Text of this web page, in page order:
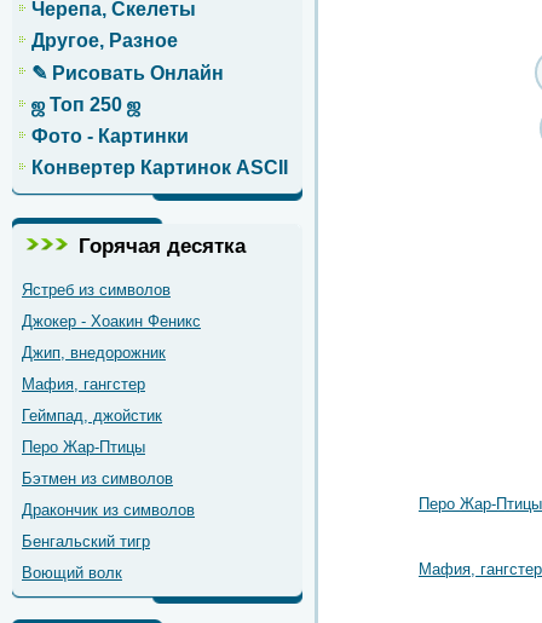
Черепа, Скелеты
Другое, Разное
✎ Рисовать Онлайн
ஜ Топ 250 ஜ
Фото - Картинки
Конвертер Картинок ASCII
Горячая десятка
Ястреб из символов
Джокер - Хоакин Феникс
Джип, внедорожник
Мафия, гангстер
Геймпад, джойстик
Перо Жар-Птицы
Бэтмен из символов
Дракончик из символов
Бенгальский тигр
Воющий волк
Перо Жар-Птицы
Мафия, гангстер